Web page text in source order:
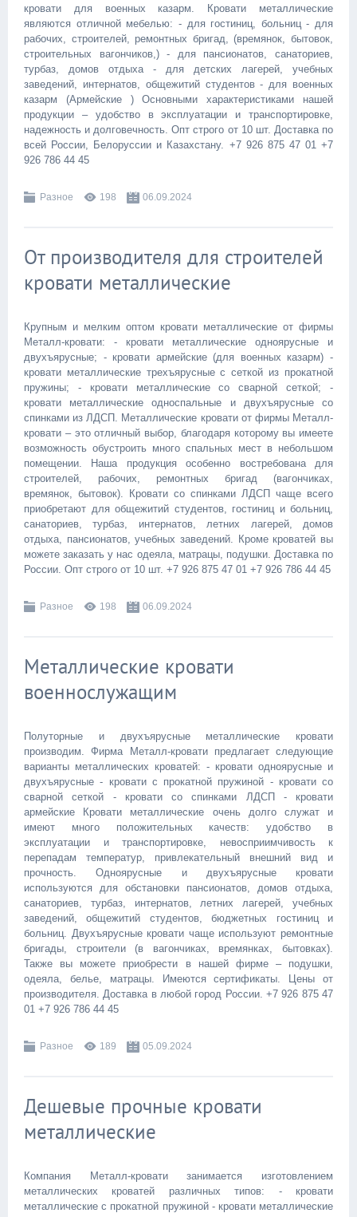
кровати для военных казарм. Кровати металлические
являются отличной мебелью: - для гостиниц, больниц - для
рабочих, строителей, ремонтных бригад, (времянок, бытовок,
строительных вагончиков,) - для пансионатов, санаториев,
турбаз, домов отдыха - для детских лагерей, учебных
заведений, интернатов, общежитий студентов - для военных
казарм (Армейские ) Основными характеристиками нашей
продукции – удобство в эксплуатации и транспортировке,
надежность и долговечность. Опт строго от 10 шт. Доставка по
всей России, Белоруссии и Казахстану. +7 926 875 47 01 +7
926 786 44 45
Разное 198 06.09.2024
От производителя для строителей
кровати металлические
Крупным и мелким оптом кровати металлические от фирмы
Металл-кровати: - кровати металлические одноярусные и
двухъярусные; - кровати армейские (для военных казарм) -
кровати металлические трехъярусные с сеткой из прокатной
пружины; - кровати металлические со сварной сеткой; -
кровати металлические односпальные и двухъярусные со
спинками из ЛДСП. Металлические кровати от фирмы Металл-
кровати – это отличный выбор, благодаря которому вы имеете
возможность обустроить много спальных мест в небольшом
помещении. Наша продукция особенно востребована для
строителей, рабочих, ремонтных бригад (вагончиках,
времянок, бытовок). Кровати со спинками ЛДСП чаще всего
приобретают для общежитий студентов, гостиниц и больниц,
санаториев, турбаз, интернатов, летних лагерей, домов
отдыха, пансионатов, учебных заведений. Кроме кроватей вы
можете заказать у нас одеяла, матрацы, подушки. Доставка по
России. Опт строго от 10 шт. +7 926 875 47 01 +7 926 786 44 45
Разное 198 06.09.2024
Металлические кровати
военнослужащим
Полуторные и двухъярусные металлические кровати
производим. Фирма Металл-кровати предлагает следующие
варианты металлических кроватей: - кровати одноярусные и
двухъярусные - кровати с прокатной пружиной - кровати со
сварной сеткой - кровати со спинками ЛДСП - кровати
армейские Кровати металлические очень долго служат и
имеют много положительных качеств: удобство в
эксплуатации и транспортировке, невосприимчивость к
перепадам температур, привлекательный внешний вид и
прочность. Одноярусные и двухъярусные кровати
используются для обстановки пансионатов, домов отдыха,
санаториев, турбаз, интернатов, летних лагерей, учебных
заведений, общежитий студентов, бюджетных гостиниц и
больниц. Двухъярусные кровати чаще используют ремонтные
бригады, строители (в вагончиках, времянках, бытовках).
Также вы можете приобрести в нашей фирме – подушки,
одеяла, белье, матрацы. Имеются сертификаты. Цены от
производителя. Доставка в любой город России. +7 926 875 47
01 +7 926 786 44 45
Разное 189 05.09.2024
Дешевые прочные кровати
металлические
Компания Металл-кровати занимается изготовлением
металлических кроватей различных типов: - кровати
металлические с прокатной пружиной - кровати металлические